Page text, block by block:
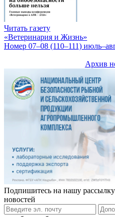
Читать газету
«Ветеринария и Жизнь»
Номер 07–08 (110–111)
Архив
Подпишитесь на нашу рассылку
новостей